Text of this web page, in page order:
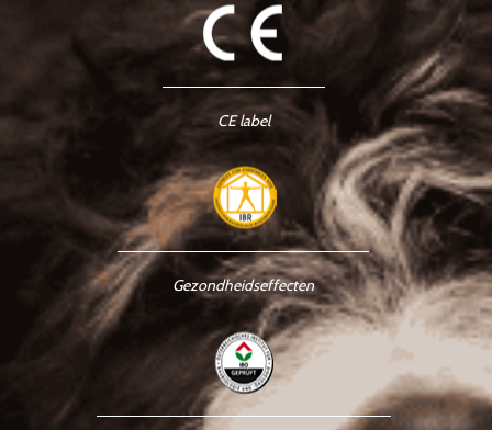
CE label
Gezondheidseffecten